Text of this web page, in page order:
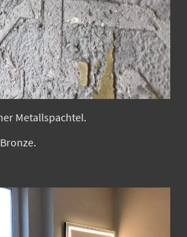
Metallspachtel.